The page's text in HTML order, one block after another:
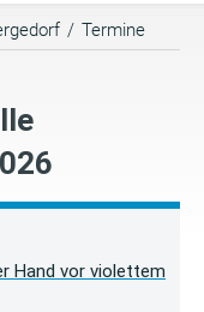
/ Termine